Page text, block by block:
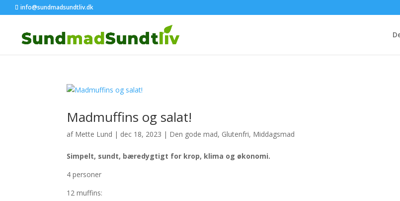
info@sundmadsundtliv.dk
Madmuffins og salat!
af Mette Lund | dec 18, 2023 | Den gode mad, Glutenfri, Middagsmad
Simpelt, sundt, bæredygtigt for krop, klima og økonomi.
4 personer
12 muffins: